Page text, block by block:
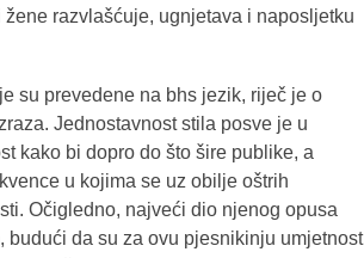
razvlašćuje, ugnjetava i naposljetku
su prevedene na bhs jezik, riječ je o
Jednostavnost stila posve je u
kako bi dopro do što šire publike, a
u kojima se uz obilje oštrih
Očigledno, najveći dio njenog opusa
budući da su za ovu pjesnikinju umjetnost